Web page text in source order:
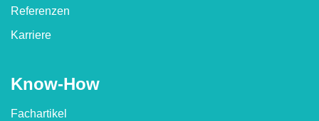
Referenzen
Karriere
Know-How
Fachartikel